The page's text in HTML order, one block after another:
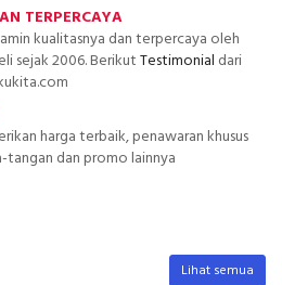
TERPERCAYA
kualitasnya dan terpercaya oleh
sejak 2006. BerikutTestimonial dari
harga terbaik, penawaran khusus
dan promo lainnya
Lihat semua